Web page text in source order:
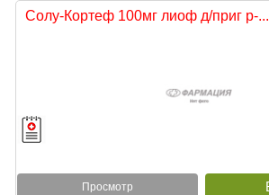
Солу-Кортеф 100мг лиоф д/приг р-...
Просмотр